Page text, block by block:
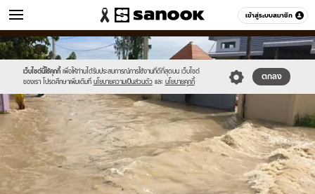
เข้าสู่ระบบสมาชิก
ข่าว หมวดอื่นๆ
เว็บไซต์นี้ใช้คุกกี้ เพื่อให้ท่านได้รับประสบการณ์การใช้งานที่ดีที่สุดบน เว็บไซต์
ของเรา โปรดศึกษาเพิ่มเติมที่ นโยบายความเป็นส่วนตัว และ นโยบายคุกกี้
ตกลง
Sanook
//s.isanook.com/sr/0/images/logo-
new-
sanook.png
600
60
//s.isanook.com/ns/0/ud/375/1877838/650675-
01.jpg